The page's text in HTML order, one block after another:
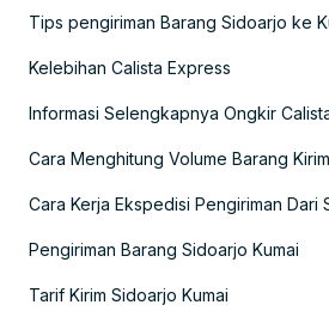
Tips pengiriman Barang Sidoarjo ke
Kelebihan Calista Express
Informasi Selengkapnya Ongkir
Cara Menghitung Volume Barang
Cara Kerja Ekspedisi Pengiriman Dari
Pengiriman Barang Sidoarjo Kumai
Tarif Kirim Sidoarjo Kumai